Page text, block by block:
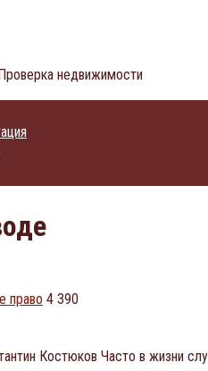
недвижимости
право 4 390
Костюков Часто в жизни